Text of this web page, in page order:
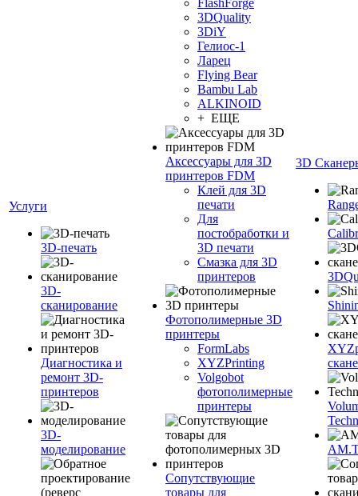
Услуги
3D-печать
3D-
сканирование
Диагностика и
ремонт 3D-
принтеров
3D-
моделирование
FlashForge
3DQuality
3DiY
Гелиос-1
Ларец
Flying Bear
Bambu Lab
ALKINOID
+ ЕЩЕ
Аксессуары для 3D
принтеров FDM
Клей для 3D
печати
Для
постобработки и
3D печати
Смазка для 3D
принтеров
Фотополимерные 3D
принтеры
FormLabs
XYZPrinting
Volgobot
фотополимерные
принтеры
Сопутствующие
товары для
3D